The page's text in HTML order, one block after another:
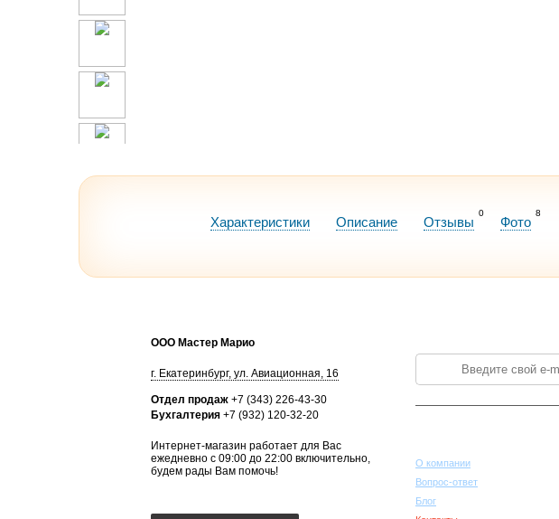
Характеристики Описание Отзывы
0
Фото
8
ООО Мастер Марио
г. Екатеринбург, ул. Авиационная, 16
Отдел продаж +7 (343) 226-43-30
Бухгалтерия +7 (932) 120-32-20
Интернет-магазин работает для Вас
ежедневно с 09:00 до 22:00 включительно,
будем рады Вам помочь!
О компании
Вопрос-ответ
Блог